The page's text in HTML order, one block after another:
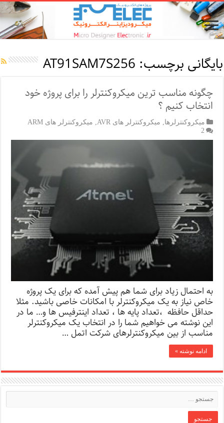
بایگانی برچسب: AT91SAM7S256
چگونه مناسب ترین میکروکنترلر را برای پروژه خود
انتخاب کنیم ؟
میکروکنترلرها میکروکنترلر های AVR
میکروکنترلر های ARM
2
به احتمال زیاد برای شما هم پیش آمده که برای یک پروژه
خاص نیاز به یک میکروکنترلر با امکانات خاصی باشید. مثلا
حداقل حافظه ،تعداد پایه ها ، تعداد اینترفیس ها و… ما در
این نوشته می خواهیم شما را در انتخاب یک میکروکنترلر
مناسب از بین میکروکنترلرهای شرکت اتمل …
ادامه نوشته »